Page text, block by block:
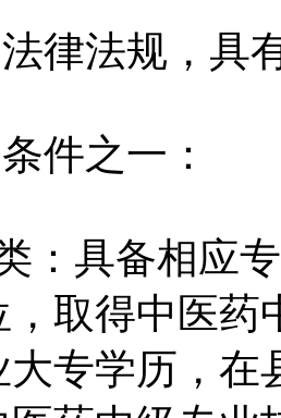
律法规，具
件之一：
：具备相应
，取得中医药
专学历，在